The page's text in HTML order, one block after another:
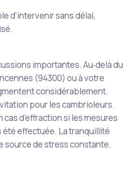
d'intervenir sans délai,
importantes. Au‑delà du
(94300) ou à votre
considérablement.
pour les cambrioleurs.
d'effraction si les mesures
été effectuée. La tranquillité
source de stress constante.